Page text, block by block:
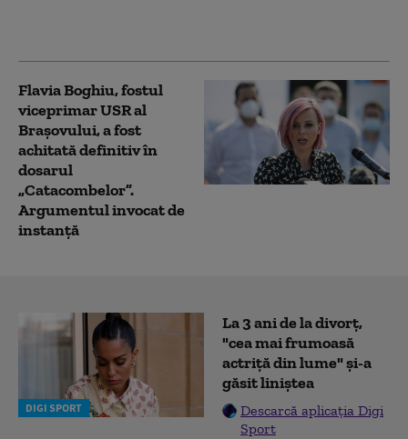
Flavia Boghiu, fostul
viceprimar USR al
Brașovului, a fost
achitată definitiv în
dosarul
„Catacombelor”.
Argumentul invocat de
instanță
DIGI SPORT
La 3 ani de la divorț,
"cea mai frumoasă
actriță din lume" și-a
găsit liniștea
Descarcă aplicația Digi
Sport